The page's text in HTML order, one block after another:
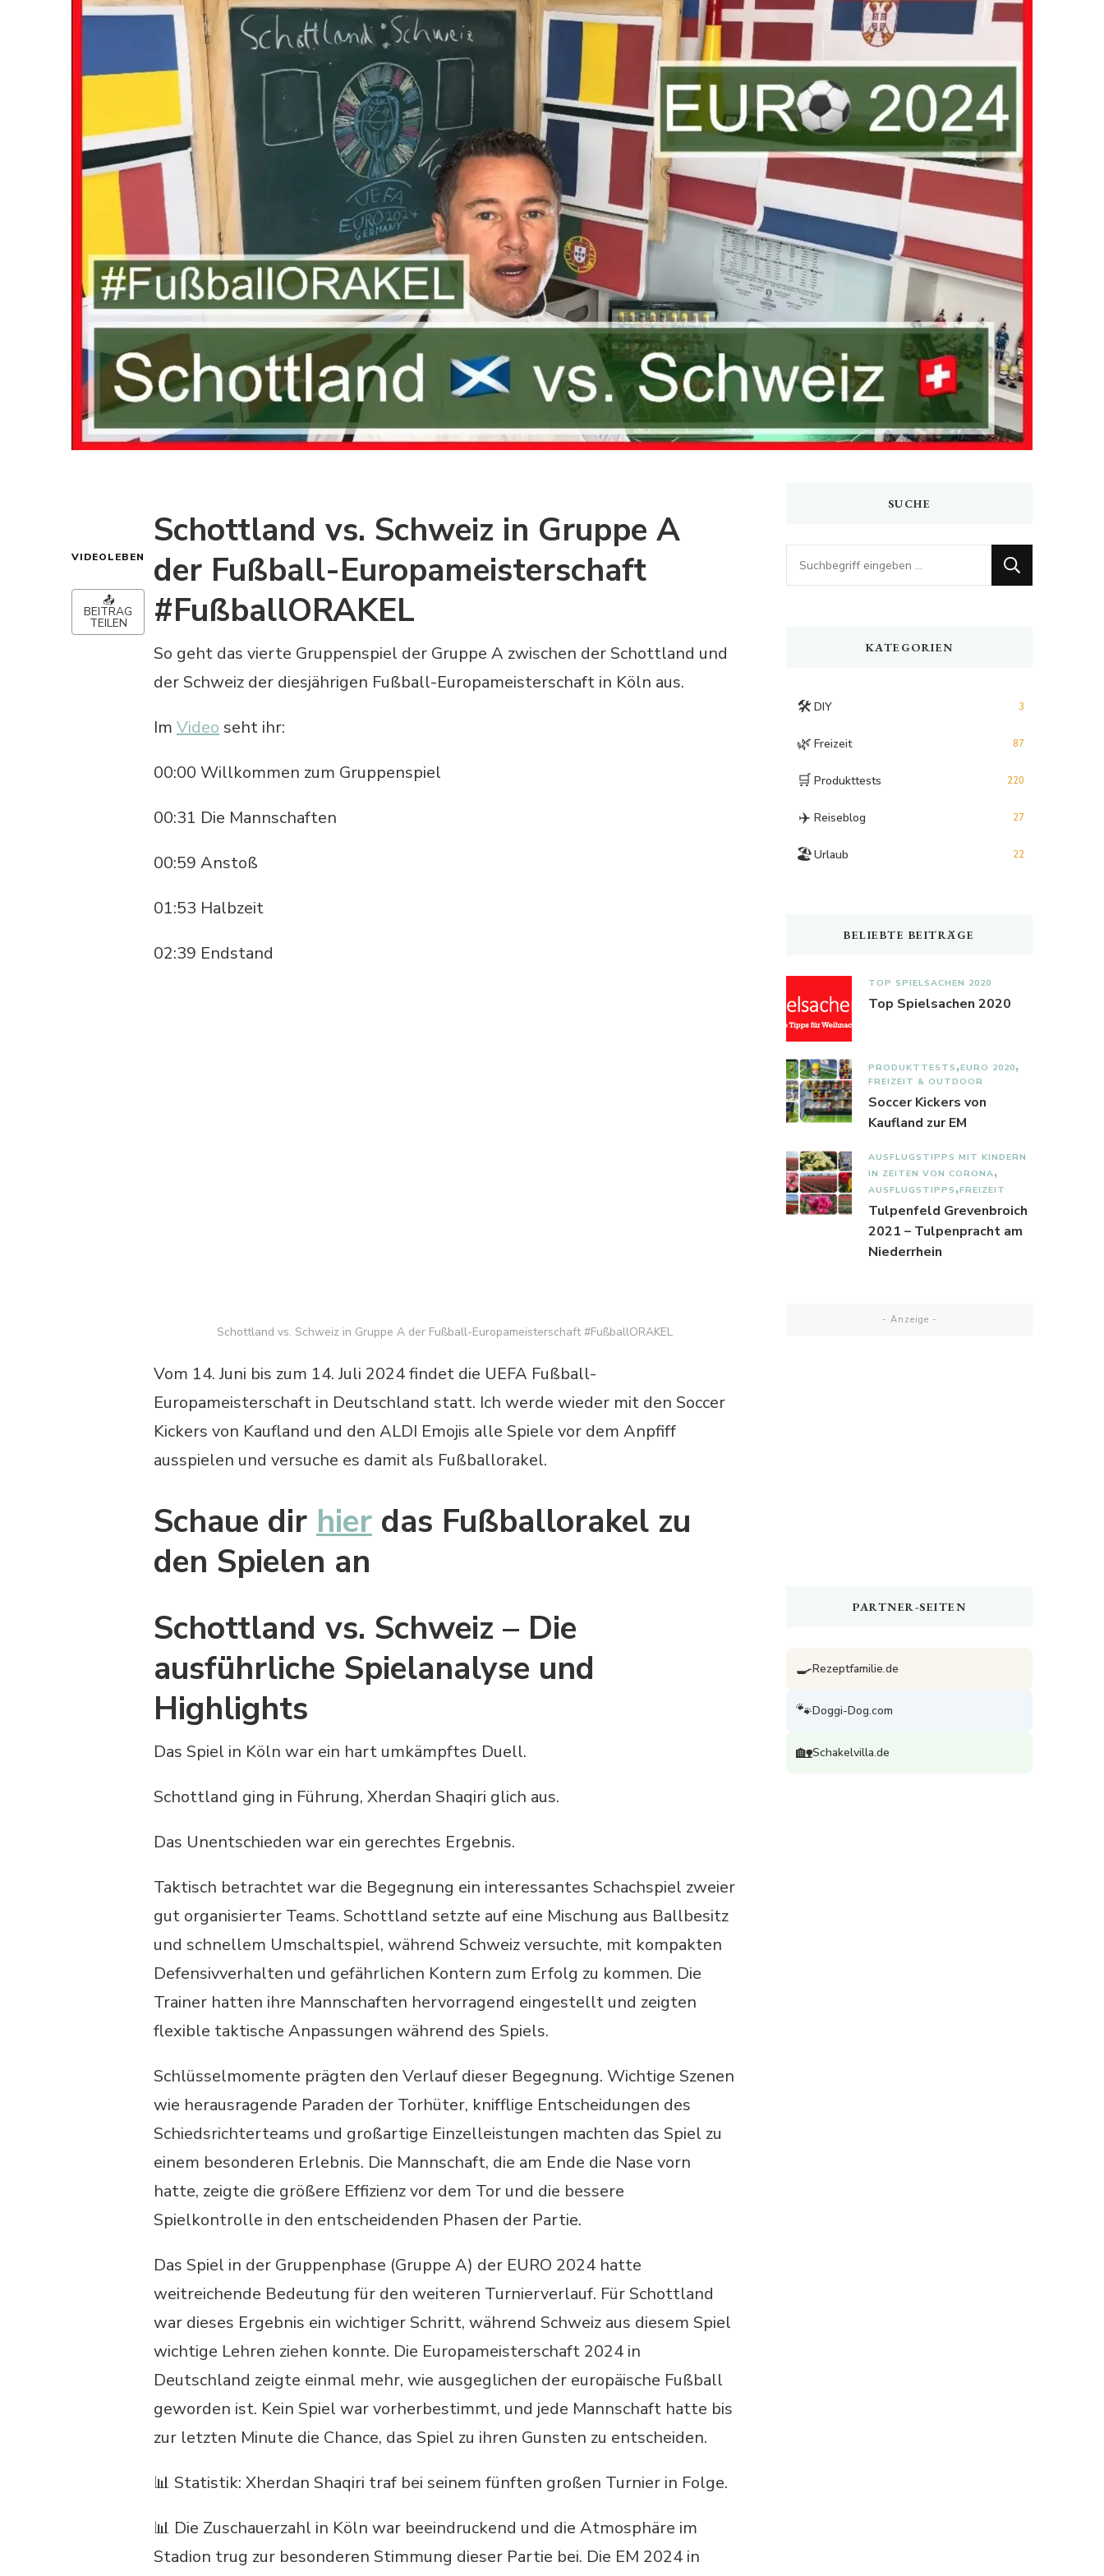
VIDEOLEBEN
📤
BEITRAG
TEILEN
Schottland vs. Schweiz in Gruppe A
der Fußball-Europameisterschaft
#FußballORAKEL
So geht das vierte Gruppenspiel der Gruppe A zwischen der Schottland und
der Schweiz der diesjährigen Fußball-Europameisterschaft in Köln aus.
Im Video seht ihr:
00:00 Willkommen zum Gruppenspiel
00:31 Die Mannschaften
00:59 Anstoß
01:53 Halbzeit
02:39 Endstand
Schottland vs. Schweiz in Gruppe A der Fußball-Europameisterschaft #FußballORAKEL
Vom 14. Juni bis zum 14. Juli 2024 findet die UEFA Fußball-
Europameisterschaft in Deutschland statt. Ich werde wieder mit den Soccer
Kickers von Kaufland und den ALDI Emojis alle Spiele vor dem Anpfiff
ausspielen und versuche es damit als Fußballorakel.
Schaue dir hier das Fußballorakel zu
den Spielen an
Schottland vs. Schweiz – Die
ausführliche Spielanalyse und
Highlights
Das Spiel in Köln war ein hart umkämpftes Duell.
Schottland ging in Führung, Xherdan Shaqiri glich aus.
Das Unentschieden war ein gerechtes Ergebnis.
Taktisch betrachtet war die Begegnung ein interessantes Schachspiel zweier
gut organisierter Teams. Schottland setzte auf eine Mischung aus Ballbesitz
und schnellem Umschaltspiel, während Schweiz versuchte, mit kompakten
Defensivverhalten und gefährlichen Kontern zum Erfolg zu kommen. Die
Trainer hatten ihre Mannschaften hervorragend eingestellt und zeigten
flexible taktische Anpassungen während des Spiels.
Schlüsselmomente prägten den Verlauf dieser Begegnung. Wichtige Szenen
wie herausragende Paraden der Torhüter, knifflige Entscheidungen des
Schiedsrichterteams und großartige Einzelleistungen machten das Spiel zu
einem besonderen Erlebnis. Die Mannschaft, die am Ende die Nase vorn
hatte, zeigte die größere Effizienz vor dem Tor und die bessere
Spielkontrolle in den entscheidenden Phasen der Partie.
Das Spiel in der Gruppenphase (Gruppe A) der EURO 2024 hatte
weitreichende Bedeutung für den weiteren Turnierverlauf. Für Schottland
war dieses Ergebnis ein wichtiger Schritt, während Schweiz aus diesem Spiel
wichtige Lehren ziehen konnte. Die Europameisterschaft 2024 in
Deutschland zeigte einmal mehr, wie ausgeglichen der europäische Fußball
geworden ist. Kein Spiel war vorherbestimmt, und jede Mannschaft hatte bis
zur letzten Minute die Chance, das Spiel zu ihren Gunsten zu entscheiden.
📊 Statistik: Xherdan Shaqiri traf bei seinem fünften großen Turnier in Folge.
📊 Die Zuschauerzahl in Köln war beeindruckend und die Atmosphäre im
Stadion trug zur besonderen Stimmung dieser Partie bei. Die EM 2024 in
SUCHE
Looking
for
KATEGORIEN
🛠️ DIY 3
🌿 Freizeit 87
🛒 Produkttests 220
✈️ Reiseblog 27
🏖️Urlaub 22
BELIEBTE BEITRÄGE
TOP SPIELSACHEN 2020
Top Spielsachen 2020
PRODUKTTESTS EURO 2020
FREIZEIT & OUTDOOR
Soccer Kickers von
Kaufland zur EM
AUSFLUGSTIPPS MIT KINDERN
IN ZEITEN VON CORONA
AUSFLUGSTIPPS FREIZEIT
Tulpenfeld Grevenbroich
2021 – Tulpenpracht am
Niederrhein
- Anzeige -
PARTNER-SEITEN
🍳Rezeptfamilie.de
🐾Doggi-Dog.com
🏡Schakelvilla.de